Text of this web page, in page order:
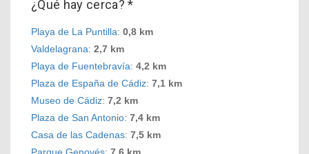
¿Qué hay cerca? *
Playa de La Puntilla: 0,8 km
Valdelagrana: 2,7 km
Playa de Fuentebravía: 4,2 km
Plaza de España de Cádiz: 7,1 km
Museo de Cádiz: 7,2 km
Plaza de San Antonio: 7,4 km
Casa de las Cadenas: 7,5 km